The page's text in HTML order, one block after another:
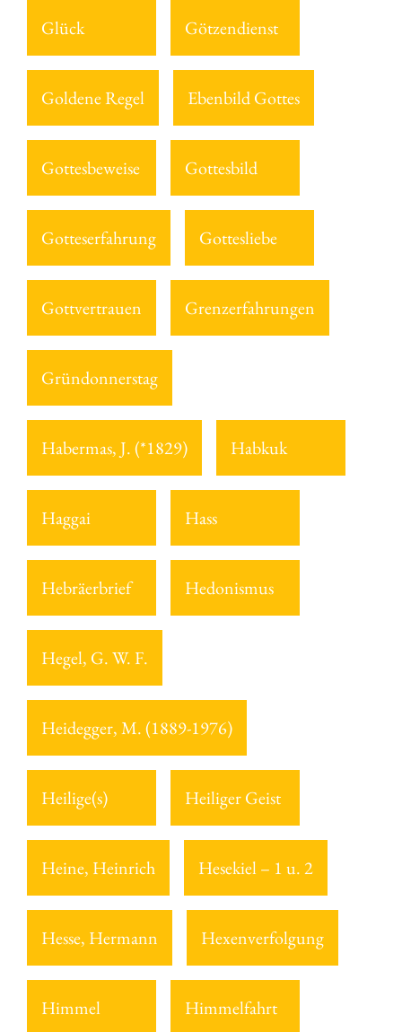
Glück Götzendienst
Goldene Regel Ebenbild Gottes
Gottesbeweise Gottesbild
Gotteserfahrung Gottesliebe
Gottvertrauen Grenzerfahrungen
Gründonnerstag
Habermas, J. (*1829) Habkuk
Haggai Hass
Hebräerbrief Hedonismus
Hegel, G. W. F.
Heidegger, M. (1889-1976)
Heilige(s) Heiliger Geist
Heine, Heinrich Hesekiel – 1 u. 2
Hesse, Hermann Hexenverfolgung
Himmel Himmelfahrt